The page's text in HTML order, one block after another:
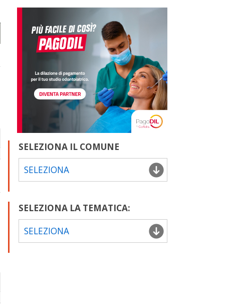
SELEZIONA IL COMUNE
SELEZIONA
SELEZIONA LA TEMATICA:
SELEZIONA